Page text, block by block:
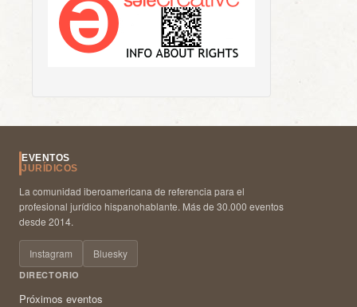
EVENTOS
JURÍDICOS
La comunidad iberoamericana de referencia para el
profesional jurídico hispanohablante. Más de 30.000 eventos
desde 2014.
Instagram Bluesky
DIRECTORIO
Próximos eventos